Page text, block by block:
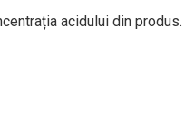
acidului din produs.